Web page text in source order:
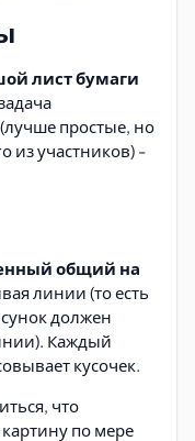
лист бумаги
(лучше простые, но
из участников) -
общий на
линии (то есть
должен
Каждый
кусочек.
что
по мере